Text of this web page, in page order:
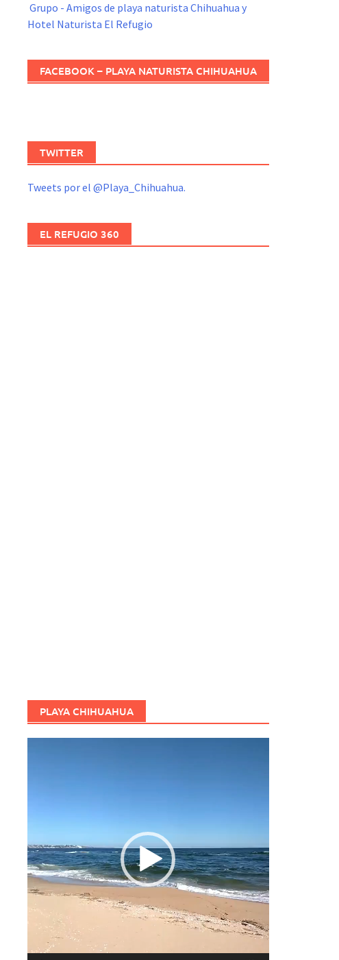
Grupo - Amigos de playa naturista Chihuahua y
Hotel Naturista El Refugio
FACEBOOK – PLAYA NATURISTA CHIHUAHUA
TWITTER
Tweets por el @Playa_Chihuahua.
EL REFUGIO 360
PLAYA CHIHUAHUA